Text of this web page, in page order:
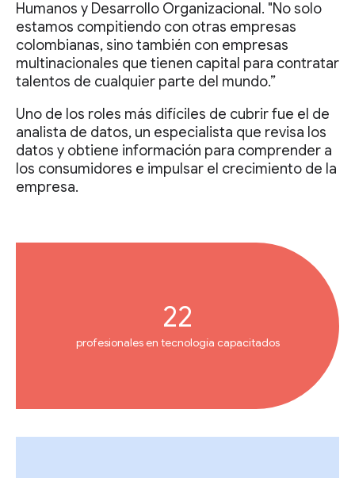
Humanos y Desarrollo Organizacional. "No solo
estamos compitiendo con otras empresas
colombianas, sino también con empresas
multinacionales que tienen capital para contratar
talentos de cualquier parte del mundo.”
Uno de los roles más difíciles de cubrir fue el de
analista de datos, un especialista que revisa los
datos y obtiene información para comprender a
los consumidores e impulsar el crecimiento de la
empresa.
22
profesionales en tecnología capacitados